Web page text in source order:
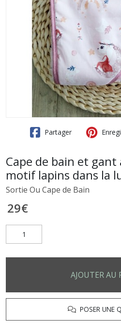
Partager
Cape de bain et
motif lapins dans la
Sortie Ou Cape de Bain
29€
AJOUTER AU
POSER UNE